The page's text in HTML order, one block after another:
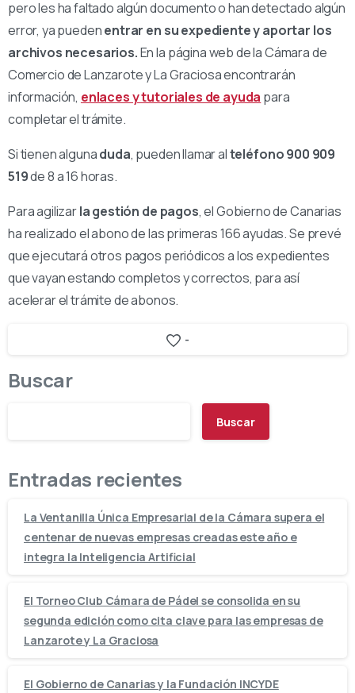
pero les ha faltado algún documento o han detectado algún
error, ya puedenentrar en su expediente y aportar los
archivos necesarios.En la página web de la Cámara de
Comercio de Lanzarote y La Graciosa encontrarán
información, enlaces y tutoriales de ayuda para
completar el trámite.
Si tienen algunaduda, pueden llamar alteléfono 900 909
519de 8 a 16 horas.
Para agilizarla gestión de pagos, el Gobierno de Canarias
ha realizado el abono de las primeras 166 ayudas. Se prevé
que ejecutará otros pagos periódicos a los expedientes
que vayan estando completos y correctos, para así
acelerar el trámite de abonos.
-
Buscar
Buscar
Entradas recientes
La Ventanilla Única Empresarial de la Cámara supera el
centenar de nuevas empresas creadas este año e
integra la Inteligencia Artificial
El Torneo Club Cámara de Pádel se consolida en su
segunda edición como cita clave para las empresas de
Lanzarote y La Graciosa
El Gobierno de Canarias y la Fundación INCYDE